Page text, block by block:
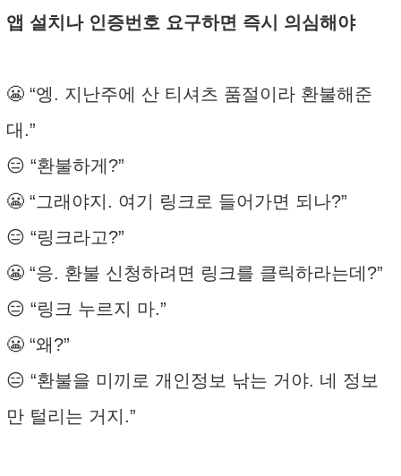
앱 설치나 인증번호 요구하면 즉시 의심해야
😬 “엥. 지난주에 산 티셔츠 품절이라 환불해준
대.”
😑 “환불하게?”
😬 “그래야지. 여기 링크로 들어가면 되나?”
😑 “링크라고?”
😬 “응. 환불 신청하려면 링크를 클릭하라는데?”
😑 “링크 누르지 마.”
😬 “왜?”
😑 “환불을 미끼로 개인정보 낚는 거야. 네 정보
만 털리는 거지.”